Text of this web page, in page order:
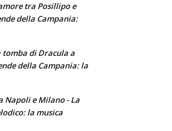
tra Posillipo e
della Campania:
tomba di Dracula a
della Campania: la
Napoli e Milano - La
la musica